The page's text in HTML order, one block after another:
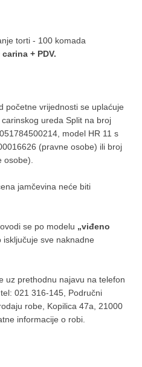
torti - 100 komada
carina + PDV.
početne vrijednosti se uplaćuje
ureda Split na broj
model HR 11 s
(pravne osobe) ili broj
jamčevina neće biti
se po modelu „viđeno
isključuje sve naknadne
uz prethodnu najavu na telefon
021 316-145, Područni
robe, Kopilica 47a, 21000
informacije o robi.